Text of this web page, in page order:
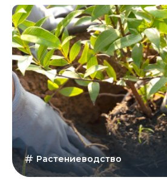
Растениеводство